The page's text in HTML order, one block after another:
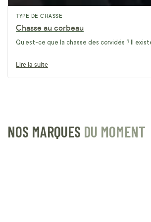
TYPE DE CHASSE
Chasse au corbeau
Qu’est-ce que la chasse des corvidés ? Il
Lire la suite
NOS MARQUES DU MOMENT